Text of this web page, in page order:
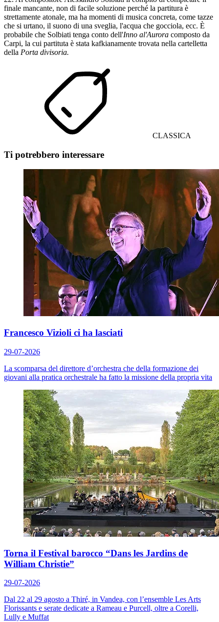
finale mancante, non di facile soluzione perché la partitura è
strettamente atonale, ma ha momenti di musica concreta, come tazze
che si urtano, il suono di una sveglia, l'acqua che gocciola, ecc. È
probabile che Solbiati tenga conto dell'Inno al'Aurora composto da
Carpi, la cui partituta è stata kafkianamente trovata nella cartelletta
della Porta divisoria.
CLASSICA
Ti potrebbero interessare
Francesco Vizioli ci ha lasciati
29-07-2026
La scomparsa del direttore d’orchestra che della formazione dei
giovani alla pratica orchestrale ha fatto la missione della propria vita
Torna il Festival barocco “Dans les Jardins de
William Christie”
29-07-2026
Dal 22 al 29 agosto a Thiré, in Vandea, con l’ensemble Les Arts
Florissants e serate dedicate a Rameau e Purcell, oltre a Corelli,
Lully e Muffat